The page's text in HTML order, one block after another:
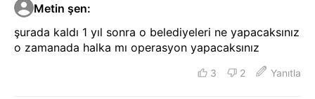
Metin şen:
şurada kaldı 1 yıl sonra o belediyeleri ne yapacaksınız
o zamanada halka mı operasyon yapacaksınız
3 2 Yanıtla